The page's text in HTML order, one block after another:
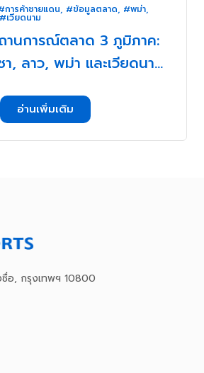
การค้าชายแดน, #ข้อมูลตลาด, #พม่า,
#เวียดนาม
านการณ์ตลาด 3 ภูมิภาค:
, ลาว, พม่า และเวียดนาม
อ่านเพิ่มเติม
อ, กรุงเทพฯ 10800